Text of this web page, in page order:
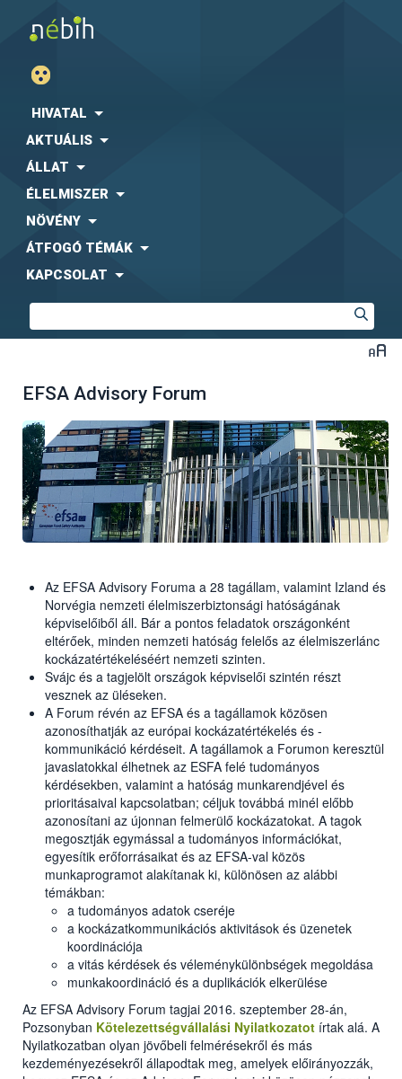
HIVATAL
AKTUÁLIS
ÁLLAT
ÉLELMISZER
NÖVÉNY
ÁTFOGÓ TÉMÁK
KAPCSOLAT
EFSA Advisory Forum
Az EFSA Advisory Foruma a 28 tagállam, valamint Izland és
Norvégia nemzeti élelmiszerbiztonsági hatóságának
képviselőiből áll. Bár a pontos feladatok országonként
eltérőek, minden nemzeti hatóság felelős az élelmiszerlánc
kockázatértékeléséért nemzeti szinten.
Svájc és a tagjelölt országok képviselői szintén részt
vesznek az üléseken.
A Forum révén az EFSA és a tagállamok közösen
azonosíthatják az európai kockázatértékelés és -
kommunikáció kérdéseit. A tagállamok a Forumon keresztül
javaslatokkal élhetnek az ESFA felé tudományos
kérdésekben, valamint a hatóság munkarendjével és
prioritásaival kapcsolatban; céljuk továbbá minél előbb
azonosítani az újonnan felmerülő kockázatokat. A tagok
megosztják egymással a tudományos információkat,
egyesítik erőforrásaikat és az EFSA-val közös
munkaprogramot alakítanak ki, különösen az alábbi
témákban:
a tudományos adatok cseréje
a kockázatkommunikációs aktivitások és üzenetek
koordinációja
a vitás kérdések és véleménykülönbségek megoldása
munkakoordináció és a duplikációk elkerülése
Az EFSA Advisory Forum tagjai 2016. szeptember 28-án,
Pozsonyban Kötelezettségvállalási Nyilatkozatot írtak alá. A
Nyilatkozatban olyan jövőbeli felmérésekről és más
kezdeményezésekről állapodtak meg, amelyek előirányozzák,